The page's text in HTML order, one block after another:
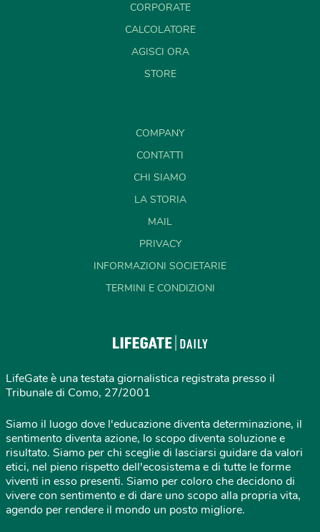
CORPORATE
CALCOLATORE
AGISCI ORA
STORE
COMPANY
CONTATTI
CHI SIAMO
LA STORIA
MAIL
PRIVACY
INFORMAZIONI SOCIETARIE
TERMINI E CONDIZIONI
LifeGate è una testata giornalistica registrata presso il
Tribunale di Como, 27/2001
Siamo il luogo dove l'educazione diventa determinazione, il
sentimento diventa azione, lo scopo diventa soluzione e
risultato. Siamo per chi sceglie di lasciarsi guidare da valori
etici, nel pieno rispetto dell'ecosistema e di tutte le forme
viventi in esso presenti. Siamo per coloro che decidono di
vivere con sentimento e di dare uno scopo alla propria vita,
agendo per rendere il mondo un posto migliore.